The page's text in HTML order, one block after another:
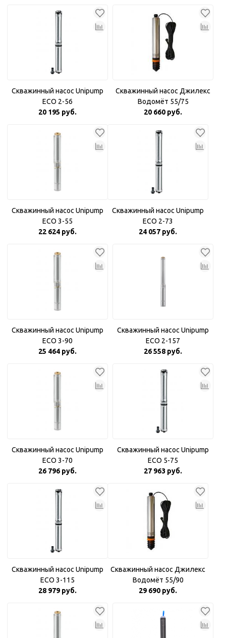
Скважинный насос Unipump
ECO 2-56
20 195 руб.
Скважинный насос Джилекс
Водомёт 55/75
20 660 руб.
Скважинный насос Unipump
ECO 3-55
22 624 руб.
Скважинный насос Unipump
ECO 2-73
24 057 руб.
Скважинный насос Unipump
ECO 3-90
25 464 руб.
Скважинный насос Unipump
ECO 2-157
26 558 руб.
Скважинный насос Unipump
ECO 3-70
26 796 руб.
Скважинный насос Unipump
ECO 5-75
27 963 руб.
Скважинный насос Unipump
ECO 3-115
28 979 руб.
Скважинный насос Джилекс
Водомёт 55/90
29 690 руб.